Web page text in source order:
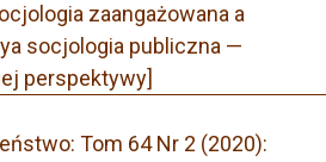
zaangażowana a
socjologia publiczna —
perspektywy]
Tom 64 Nr 2 (2020):